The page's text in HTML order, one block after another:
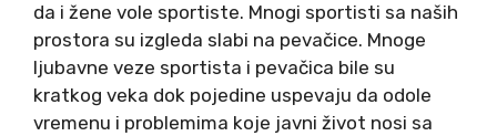
da i žene vole sportiste. Mnogi sportisti sa naših
prostora su izgleda slabi na pevačice. Mnoge
ljubavne veze sportista i pevačica bile su
kratkog veka dok pojedine uspevaju da odole
vremenu i problemima koje javni život nosi sa